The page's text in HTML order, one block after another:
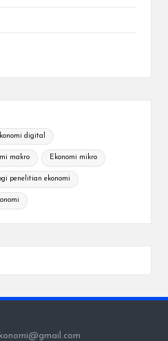
digital
makro Ekonomi mikro
penelitian ekonomi